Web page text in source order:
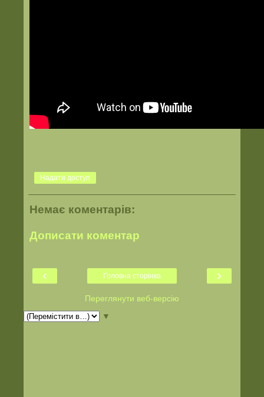
Надати доступ
Немає коментарів:
Дописати коментар
‹ ›
Головна сторінка
Переглянути веб-версію
▼